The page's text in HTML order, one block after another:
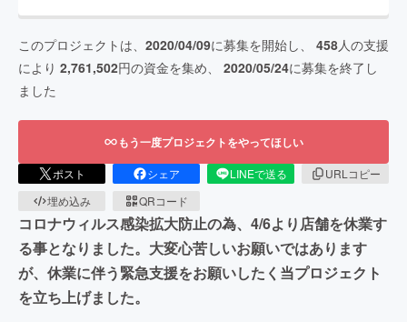
このプロジェクトは、 2020/04/09に募集を開始し、 458人の支援
により 2,761,502円の資金を集め、 2020/05/24に募集を終了し
ました
もう一度プロジェクトをやってほしい
ポスト シェア LINEで送る
URLコピー
埋め込み
QRコード
コロナウィルス感染拡大防止の為、4/6より店舗を休業す
る事となりました。大変心苦しいお願いではあります
が、休業に伴う緊急支援をお願いしたく当プロジェクト
を立ち上げました。